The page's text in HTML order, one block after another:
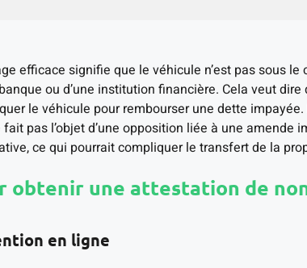
efficace signifie que le véhicule n’est pas sous le
ou d’une institution financière. Cela veut dire
le véhicule pour rembourser une dette impayée.
pas l’objet d’une opposition liée à une amende
ce qui pourrait compliquer le transfert de la
obtenir une attestation de
en ligne